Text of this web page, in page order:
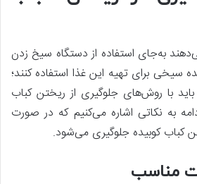
به‌جای استفاده از دستگاه سیخ زدن
سیخی برای تهیه این غذا استفاده کنند؛
با روش‌های جلوگیری از ریختن کباب
به نکاتی اشاره می‌کنیم که در صورت
کباب کوبیده جلوگیری می‌شود.
مناسب